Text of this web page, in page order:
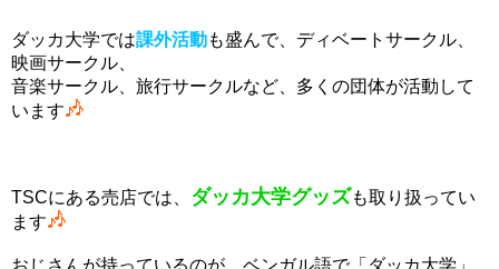
ダッカ大学では課外活動も盛んで、ディベートサークル、
映画サークル、
音楽サークル、旅行サークルなど、多くの団体が活動して
います
TSCにある売店では、 ダッカ大学グッズも取り扱ってい
ます
おじさんが持っているのが、ベンガル語で「ダッカ大学」